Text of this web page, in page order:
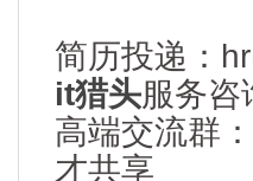
简历投递：
it猎头服务
高端交流群
才共享